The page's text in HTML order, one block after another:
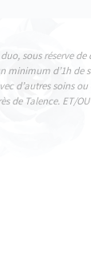
sous réserve
minimum d’1h de
d’autres soins
de Talence. ET/